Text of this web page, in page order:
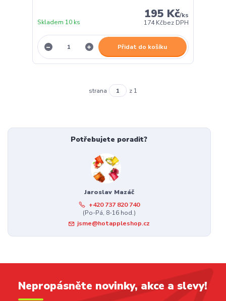
195 Kč/ks
174 Kčbez DPH
Skladem 10 ks
Přidat do košíku
strana z 1
Potřebujete poradit?
Jaroslav Mazáč
+420 737 820 740
(Po-Pá, 8-16 hod.)
jsme@hotappleshop.cz
Nepropásněte novinky, akce a slevy!